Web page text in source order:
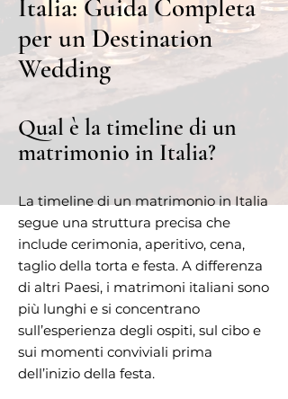
Italia: Guida Completa
per un Destination
Wedding
Qual è la timeline di un
matrimonio in Italia?
La timeline di un matrimonio in Italia
segue una struttura precisa che
include cerimonia, aperitivo, cena,
taglio della torta e festa. A differenza
di altri Paesi, i matrimoni italiani sono
più lunghi e si concentrano
sull’esperienza degli ospiti, sul cibo e
sui momenti conviviali prima
dell’inizio della festa.